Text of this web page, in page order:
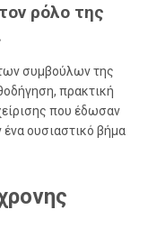
ρόλο της
συμβούλων της
πρακτική
που έδωσαν
ουσιαστικό βήμα